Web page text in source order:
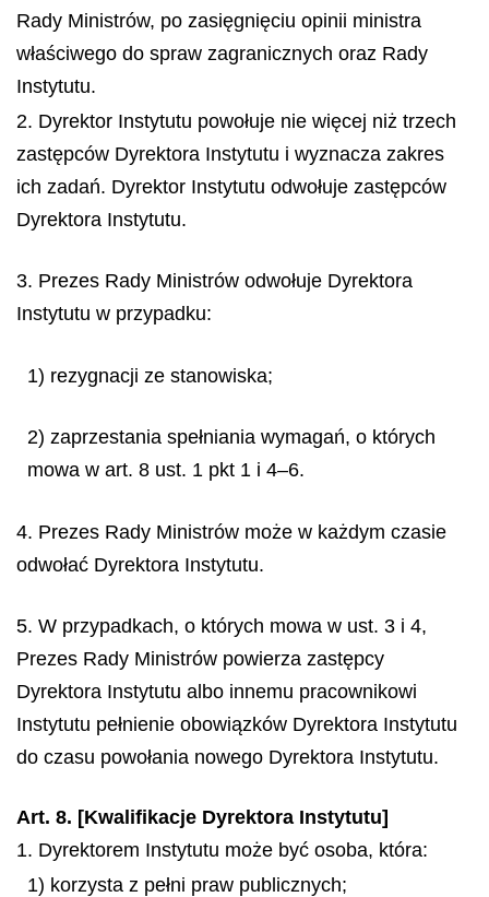
Rady Ministrów, po zasięgnięciu opinii ministra
właściwego do spraw zagranicznych oraz Rady
Instytutu.
2. Dyrektor Instytutu powołuje nie więcej niż trzech
zastępców Dyrektora Instytutu i wyznacza zakres
ich zadań. Dyrektor Instytutu odwołuje zastępców
Dyrektora Instytutu.
3. Prezes Rady Ministrów odwołuje Dyrektora
Instytutu w przypadku:
1) rezygnacji ze stanowiska;
2) zaprzestania spełniania wymagań, o których
mowa w art. 8 ust. 1 pkt 1 i 4–6.
4. Prezes Rady Ministrów może w każdym czasie
odwołać Dyrektora Instytutu.
5. W przypadkach, o których mowa w ust. 3 i 4,
Prezes Rady Ministrów powierza zastępcy
Dyrektora Instytutu albo innemu pracownikowi
Instytutu pełnienie obowiązków Dyrektora Instytutu
do czasu powołania nowego Dyrektora Instytutu.
Art. 8. [Kwalifikacje Dyrektora Instytutu]
1. Dyrektorem Instytutu może być osoba, która:
1) korzysta z pełni praw publicznych;